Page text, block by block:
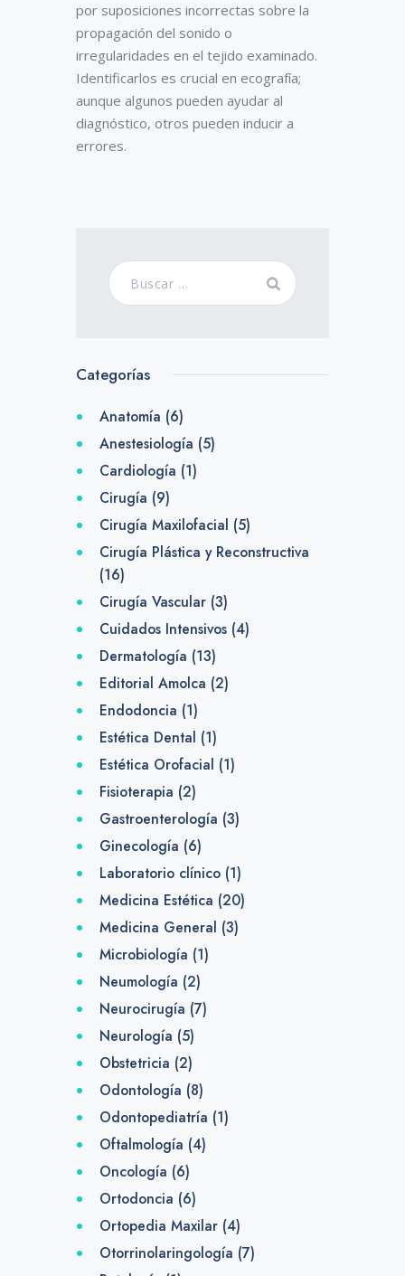
por suposiciones incorrectas sobre la
propagación del sonido o
irregularidades en el tejido examinado.
Identificarlos es crucial en ecografía;
aunque algunos pueden ayudar al
diagnóstico, otros pueden inducir a
errores.
Categorías
Anatomía (6)
Anestesiología (5)
Cardiología (1)
Cirugía (9)
Cirugía Maxilofacial (5)
Cirugía Plástica y Reconstructiva
(16)
Cirugía Vascular(3)
Cuidados Intensivos(4)
Dermatología (13)
Editorial Amolca (2)
Endodoncia (1)
Estética Dental (1)
Estética Orofacial (1)
Fisioterapia (2)
Gastroenterología (3)
Ginecología (6)
Laboratorio clínico(1)
Medicina Estética (20)
Medicina General (3)
Microbiología (1)
Neumología (2)
Neurocirugía (7)
Neurología (5)
Obstetricia (2)
Odontología (8)
Odontopediatría (1)
Oftalmología (4)
Oncología (6)
Ortodoncia (6)
Ortopedia Maxilar(4)
Otorrinolaringología (7)